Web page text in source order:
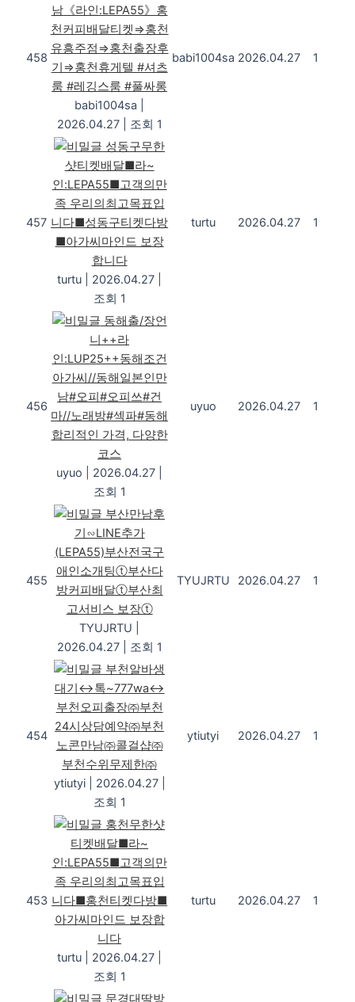
458
남《라인:LEPA55》홍
천커피배달티켓⇒홍천
유흥주점⇒홍천출장후
기⇒홍천휴게텔 #셔츠
룸 #레깅스룸 #풀싸롱
babi1004sa
2026.04.27
조회 1
babi1004sa 2026.04.27 1
457
성동구무한
샷티켓배달■라~
인:LEPA55■고객의만
족 우리의최고목표입
니다■성동구티켓다방
■아가씨마인드 보장
합니다
turtu
2026.04.27
조회 1
turtu 2026.04.27 1
456
동해출/장언
니++라
인:LUP25++동해조건
아가씨//동해일본인만
남#오피#오피쓰#건
마//노래방#섹파#동해
합리적인 가격, 다양한
코스
uyuo
2026.04.27
조회 1
uyuo 2026.04.27 1
455
부산만남후
기∽LINE추가
(LEPA55)부산전국구
애인소개팅ⓣ부산다
방커피배달ⓣ부산최
고서비스 보장ⓣ
TYUJRTU
2026.04.27
조회 1
TYUJRTU 2026.04.27 1
454
부천알바생
대기↔톡~777wa↔
부천오피출장㈜부천
24시상담예약㈜부천
노콘만남㈜콜걸샵㈜
부천수위무제한㈜
ytiutyi
2026.04.27
조회 1
ytiutyi 2026.04.27 1
453
홍천무한샷
티켓배달■라~
인:LEPA55■고객의만
족 우리의최고목표입
니다■홍천티켓다방■
아가씨마인드 보장합
니다
turtu
2026.04.27
조회 1
turtu 2026.04.27 1
문경대딸방